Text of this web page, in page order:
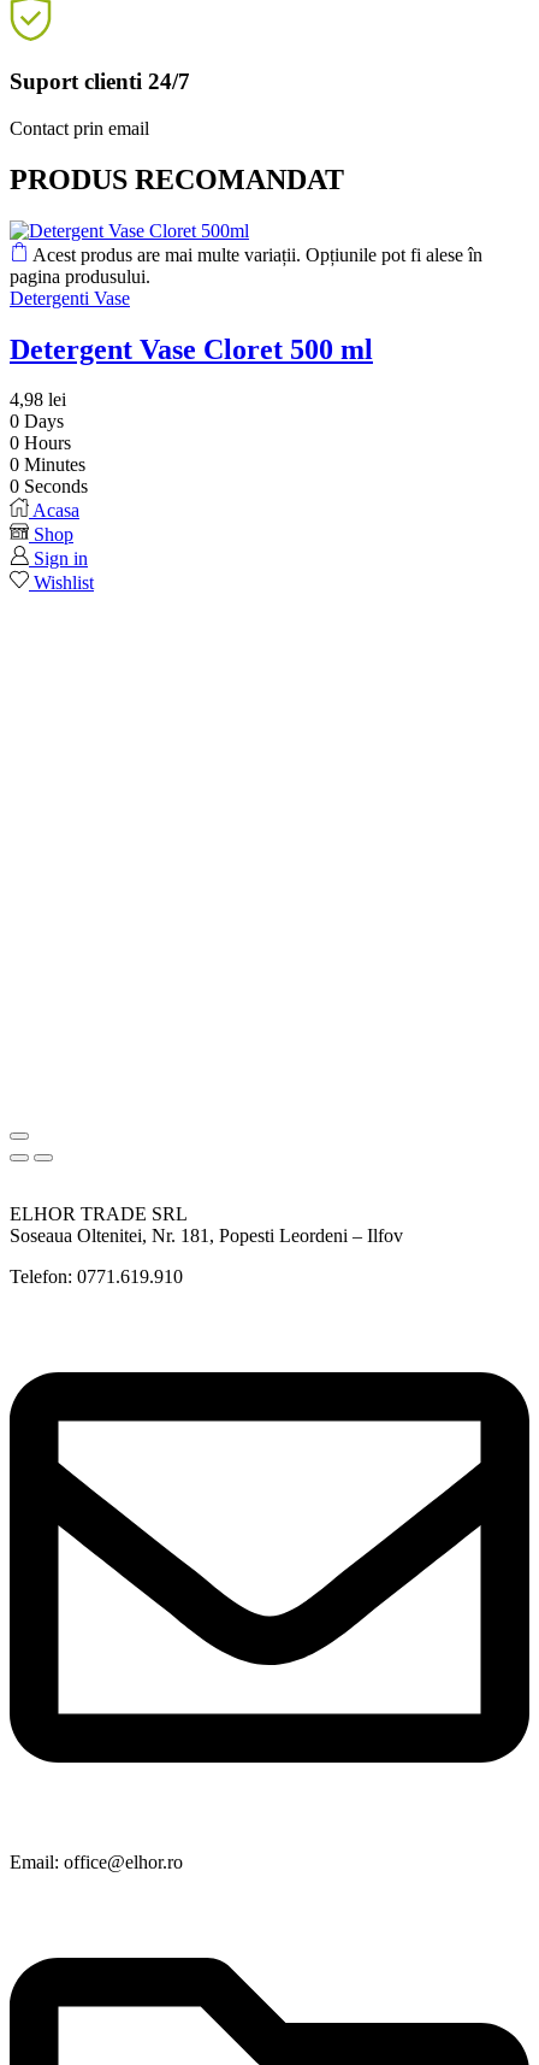
Suport clienti 24/7
Contact prin email
PRODUS RECOMANDAT
Acest produs are mai multe variații. Opțiunile pot fi alese în
pagina produsului.
Detergenti Vase
Detergent Vase Cloret 500 ml
4,98 lei
0 Days
0 Hours
0 Minutes
0 Seconds
Acasa
Shop
Sign in
Wishlist
ELHOR TRADE SRL
Soseaua Oltenitei, Nr. 181, Popesti Leordeni – Ilfov
Telefon: 0771.619.910
Email: office@elhor.ro